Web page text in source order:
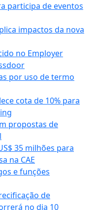
participa de eventos
impactos da nova
no Employer
por uso de termo
cota de 10% para
propostas de
35 milhões para
na CAE
e funções
de
no dia 10